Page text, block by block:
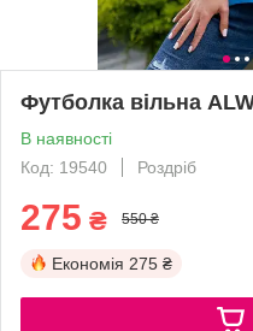
Футболка вільна
В наявності
Код: 19540
Роздріб
275 ₴ 550 ₴
Економія 275 ₴